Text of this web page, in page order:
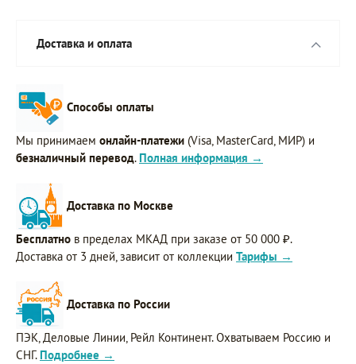
Доставка и оплата
Способы оплаты
Мы принимаем онлайн-платежи (Visa, MasterCard, МИР) и
безналичный перевод. Полная информация →
Доставка по Москве
Бесплатно в пределах МКАД при заказе от 50 000 ₽.
Доставка от 3 дней, зависит от коллекции Тарифы →
Доставка по России
ПЭК, Деловые Линии, Рейл Континент. Охватываем Россию и
СНГ. Подробнее →